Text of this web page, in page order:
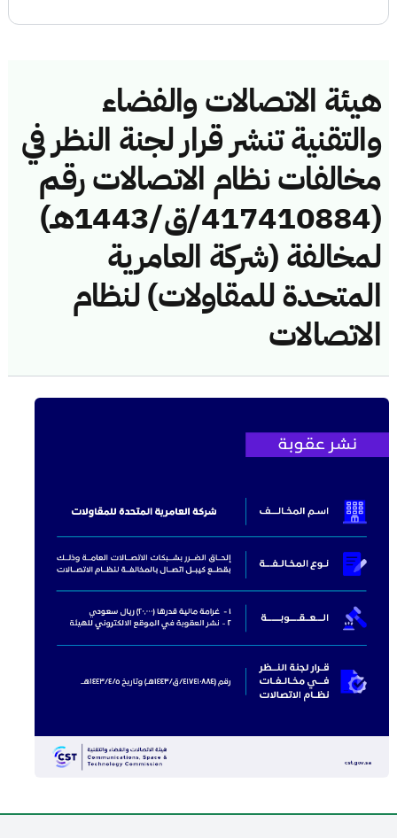
هيئة الاتصالات والفضاء
والتقنية تنشر قرار لجنة النظر في
مخالفات نظام الاتصالات رقم
(417410884/ق/1443هـ)
لمخالفة (شركة العامرية
المتحدة للمقاولات) لنظام
الاتصالات